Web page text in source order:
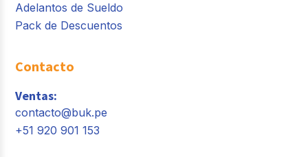
Adelantos de Sueldo
Pack de Descuentos
Contacto
Ventas:
contacto@buk.pe
+51 920 901 153